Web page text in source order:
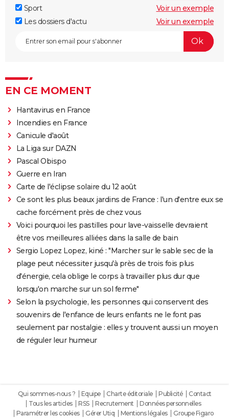
Sport
Voir un exemple
Les dossiers d'actu
Voir un exemple
EN CE MOMENT
Hantavirus en France
Incendies en France
Canicule d'août
La Liga sur DAZN
Pascal Obispo
Guerre en Iran
Carte de l'éclipse solaire du 12 août
Ce sont les plus beaux jardins de France : l'un d'entre eux se
cache forcément près de chez vous
Voici pourquoi les pastilles pour lave-vaisselle devraient
être vos meilleures alliées dans la salle de bain
Sergio Lopez Lopez, kiné : "Marcher sur le sable sec de la
plage peut nécessiter jusqu'à près de trois fois plus
d'énergie, cela oblige le corps à travailler plus dur que
lorsqu'on marche sur un sol ferme"
Selon la psychologie, les personnes qui conservent des
souvenirs de l'enfance de leurs enfants ne le font pas
seulement par nostalgie : elles y trouvent aussi un moyen
de réguler leur humeur
Qui sommes-nous ? Equipe Charte éditoriale Publicité
Contact
Tous les articles
RSS Recrutement
Données personnelles
Paramétrer les cookies
Gérer Utiq Mentions légales Groupe Figaro